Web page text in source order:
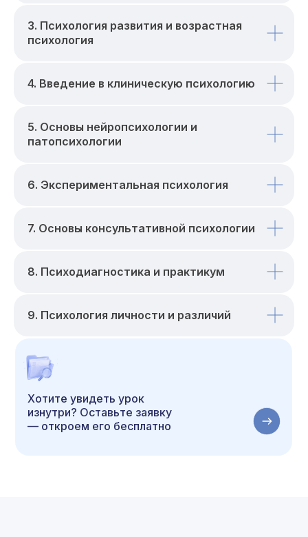
3. Психология развития и возрастная
психология
4. Введение в клиническую психологию
5. Основы нейропсихологии и
патопсихологии
6. Экспериментальная психология
7. Основы консультативной психологии
8. Психодиагностика и практикум
9. Психология личности и различий
Хотите увидеть урок
изнутри? Оставьте заявку
— откроем его бесплатно